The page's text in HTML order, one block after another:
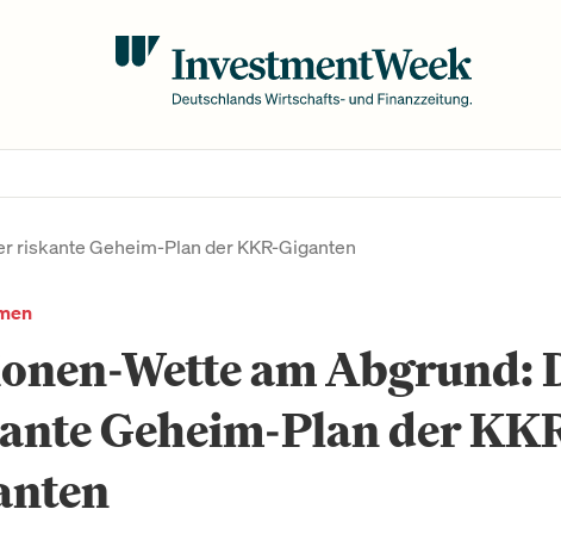
riskante Geheim-Plan der KKR-Giganten
Wette am Abgrund:
Geheim-Plan der